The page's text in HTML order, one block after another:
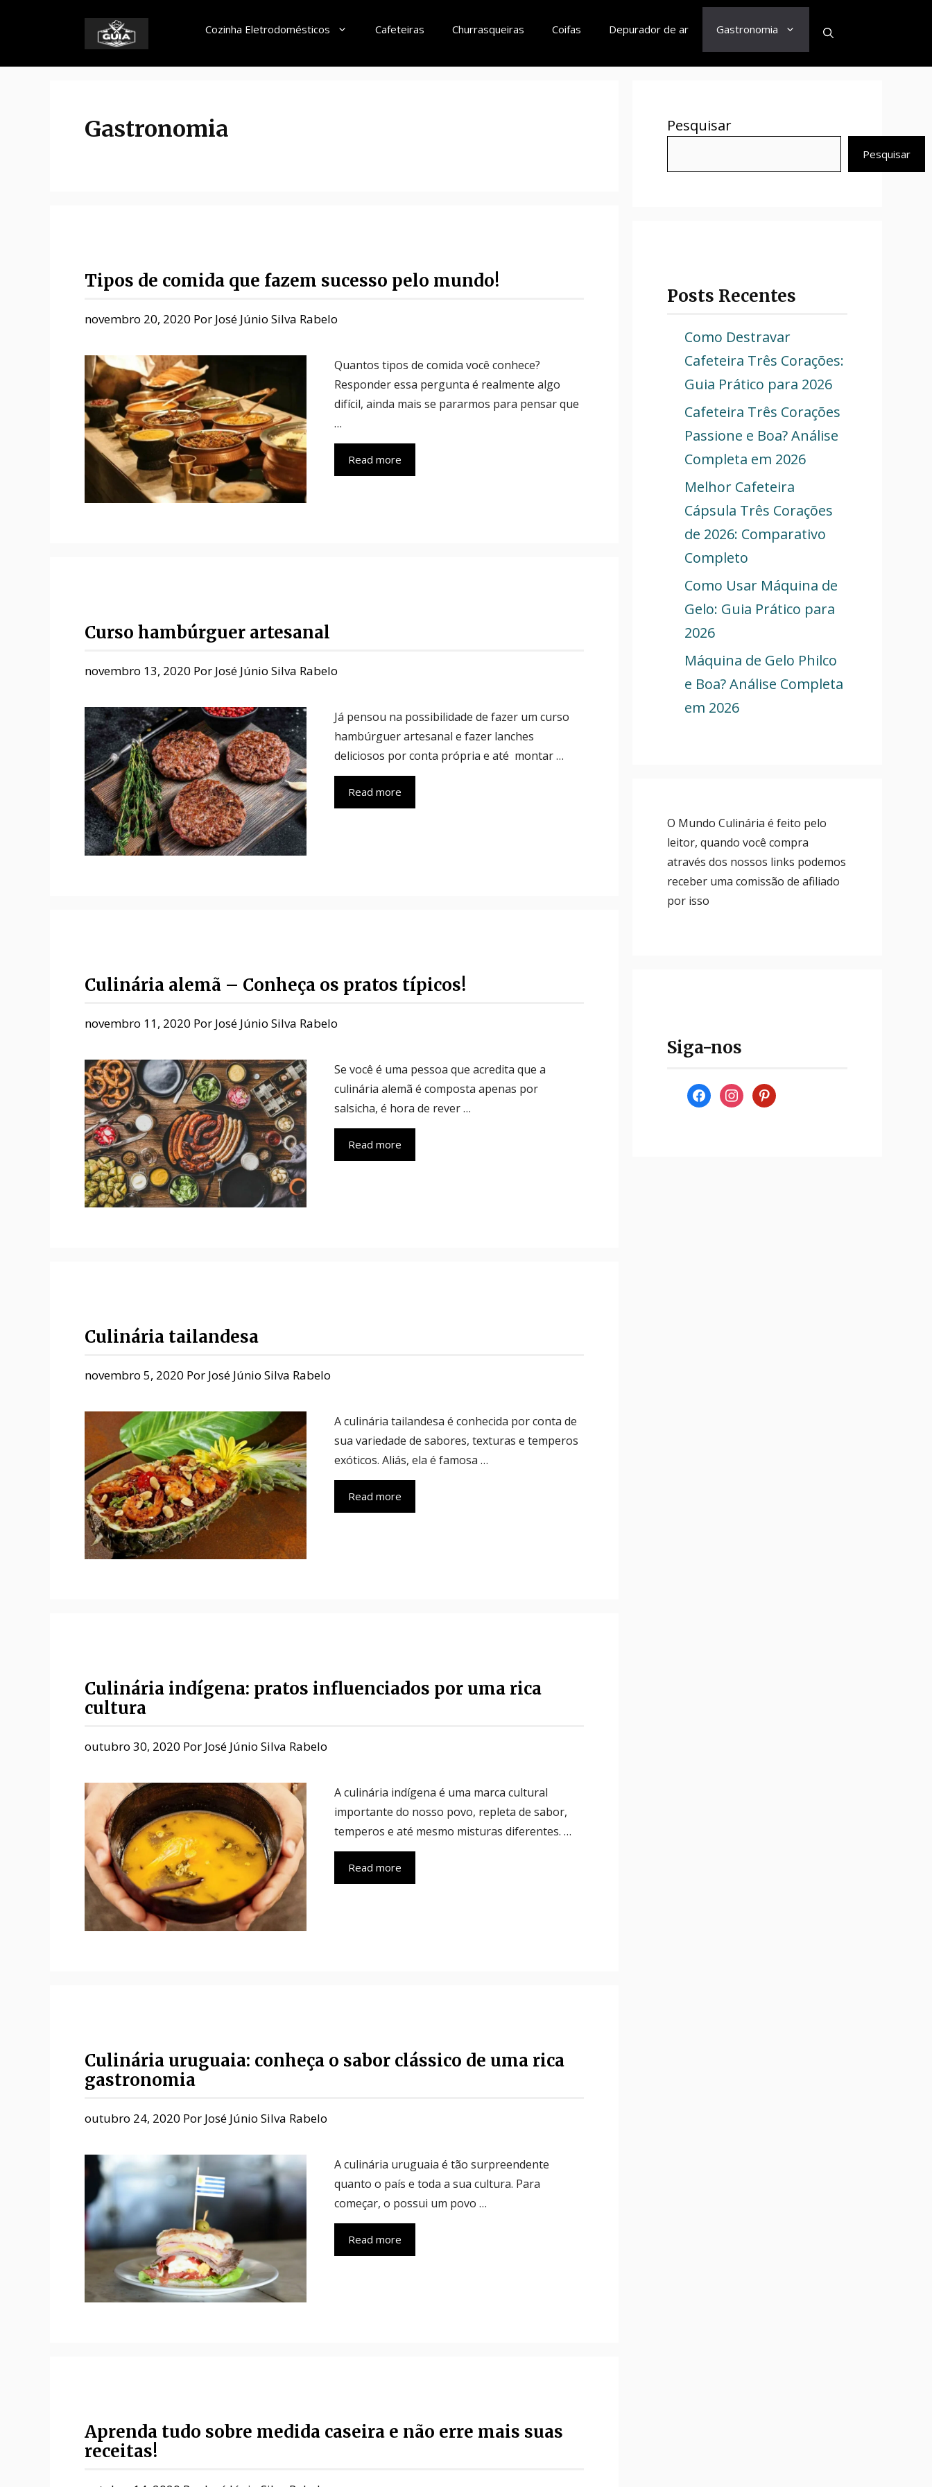
conteúdo
Cozinha Eletrodomésticos Cafeteiras Churrasqueiras Coifas Depurador de ar Gastronomia
Gastronomia
Tipos de comida que fazem sucesso pelo mundo!
novembro 20, 2020 Por José Júnio Silva Rabelo
Quantos tipos de comida você conhece?
Responder essa pergunta é realmente algo
difícil, ainda mais se pararmos para pensar que
…
Read more
Curso hambúrguer artesanal
novembro 13, 2020 Por José Júnio Silva Rabelo
Já pensou na possibilidade de fazer um curso
hambúrguer artesanal e fazer lanches
deliciosos por conta própria e até montar …
Read more
Culinária alemã – Conheça os pratos típicos!
novembro 11, 2020 Por José Júnio Silva Rabelo
Se você é uma pessoa que acredita que a
culinária alemã é composta apenas por
salsicha, é hora de rever …
Read more
Culinária tailandesa
novembro 5, 2020 Por José Júnio Silva Rabelo
A culinária tailandesa é conhecida por conta de
sua variedade de sabores, texturas e temperos
exóticos. Aliás, ela é famosa …
Read more
Culinária indígena: pratos influenciados por uma rica
cultura
outubro 30, 2020 Por José Júnio Silva Rabelo
A culinária indígena é uma marca cultural
importante do nosso povo, repleta de sabor,
temperos e até mesmo misturas diferentes. …
Read more
Culinária uruguaia: conheça o sabor clássico de uma rica
gastronomia
outubro 24, 2020 Por José Júnio Silva Rabelo
A culinária uruguaia é tão surpreendente
quanto o país e toda a sua cultura. Para
começar, o possui um povo …
Read more
Aprenda tudo sobre medida caseira e não erre mais suas
receitas!
Pesquisar
Pesquisar
Posts Recentes
Como Destravar
Cafeteira Três Corações:
Guia Prático para 2026
Cafeteira Três Corações
Passione e Boa? Análise
Completa em 2026
Melhor Cafeteira
Cápsula Três Corações
de 2026: Comparativo
Completo
Como Usar Máquina de
Gelo: Guia Prático para
2026
Máquina de Gelo Philco
e Boa? Análise Completa
em 2026
O Mundo Culinária é feito pelo
leitor, quando você compra
através dos nossos links podemos
receber uma comissão de afiliado
por isso
Siga-nos
facebookinstagrampinterest